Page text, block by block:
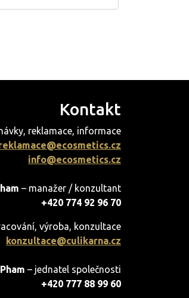
Kontakt
reklamace, informace
info@ecosmetics.cz
– manažer / konzultant
+420 774 92 96 70
výroba, konzultace
konzultace@culikarna.cz
– jednatel společnosti
+420 777 88 99 60